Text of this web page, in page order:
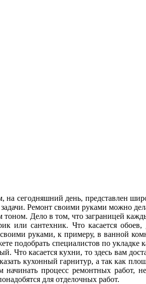
на сегодняшний день, представлен
Ремонт своими руками можно
Дело в том, что заграницей
или сантехник. Что касается
руками, к примеру, в ванной
подобрать специалистов по укладке
касается кухни, то здесь вам
кухонный гарнитур, а так как
процесс ремонтных работ,
для отделочных работ.